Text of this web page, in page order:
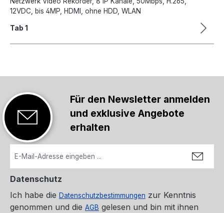
12VDC, bis 4MP, HDMI, ohne HDD, WLAN
Tab 1
Für den Newsletter anmelden
und exklusive Angebote
erhalten
Datenschutz
Ich habe die Datenschutzbestimmungen zur Kenntnis
genommen und die AGB gelesen und bin mit ihnen